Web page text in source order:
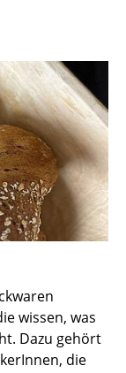
wissen, was
Dazu gehört
die